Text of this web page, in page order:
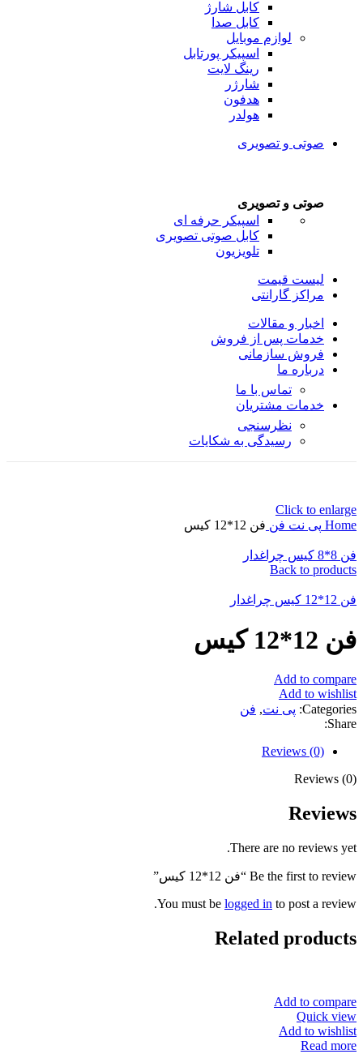
کابل شارژ
کابل صدا
لوازم موبایل
اسپیکر پورتابل
رینگ لایت
شارژر
هدفون
هولدر
صوتی و تصویری
صوتی و تصویری
اسپیکر حرفه ای
کابل صوتی تصویری
تلویزیون
لیست قیمت
مراکز گارانتی
اخبار و مقالات
خدمات پس از فروش
فروش سازمانی
درباره ما
تماس با ما
خدمات مشتریان
نظرسنجی
رسیدگی به شکایات
Click to enlarge
Home پی نت فن فن 12*12 کیس
فن 8*8 کیس چراغدار
Back to products
فن 12*12 کیس چراغدار
فن 12*12 کیس
Add to compare
Add to wishlist
Categories: پی نت, فن
Share:
Reviews (0)
Reviews (0)
Reviews
There are no reviews yet.
Be the first to review “فن 12*12 کیس”
You must be logged in to post a review.
Related products
Add to compare
Quick view
Add to wishlist
Read more